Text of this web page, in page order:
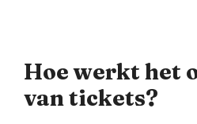
Hoe werkt het
van tickets?